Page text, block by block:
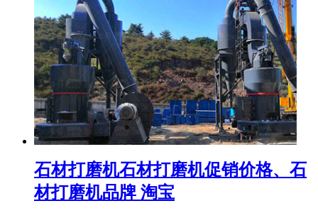
石材打磨机石材打磨机促销价格、石
材打磨机品牌 淘宝